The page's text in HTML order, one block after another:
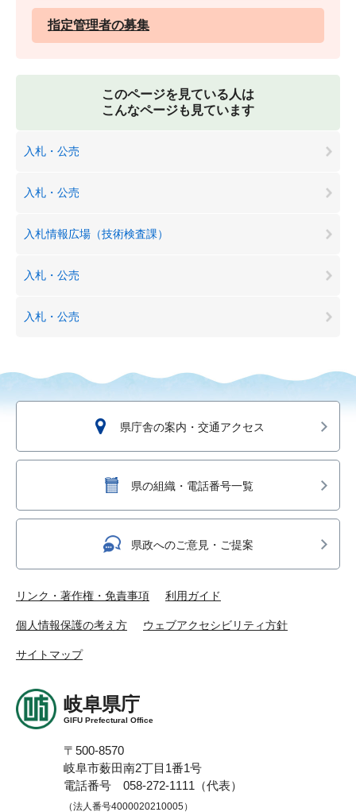
指定管理者の募集
このページを見ている人は
こんなページも見ています
入札・公売
入札・公売
入札情報広場（技術検査課）
入札・公売
入札・公売
県庁舎の案内・交通アクセス
県の組織・電話番号一覧
県政へのご意見・ご提案
リンク・著作権・免責事項 利用ガイド
個人情報保護の考え方 ウェブアクセシビリティ方針
サイトマップ
岐阜県庁
GIFU Prefectural Office
〒500-8570
岐阜市薮田南2丁目1番1号
電話番号 058-272-1111（代表）
（法人番号4000020210005）